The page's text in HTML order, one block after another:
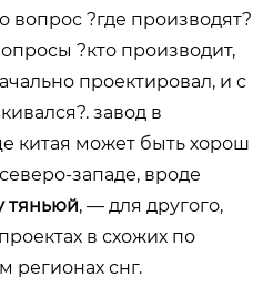
вопрос ?где производят?
?кто производит,
проектировал, и с
завод в
китая может быть хорош
западе, вроде
тяньюй, — для другого,
в схожих по
регионах снг.